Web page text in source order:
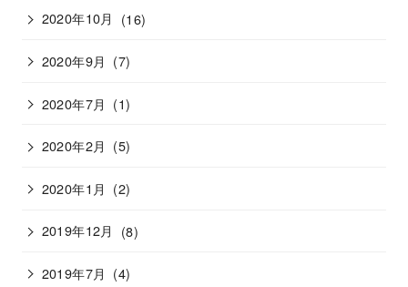
2020年10月 (16)
2020年9月 (7)
2020年7月 (1)
2020年2月 (5)
2020年1月 (2)
2019年12月 (8)
2019年7月 (4)